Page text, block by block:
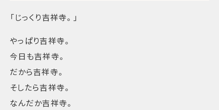
「じっくり吉祥寺。」
やっぱり吉祥寺。
今日も吉祥寺。
だから吉祥寺。
そしたら吉祥寺。
なんだか吉祥寺。